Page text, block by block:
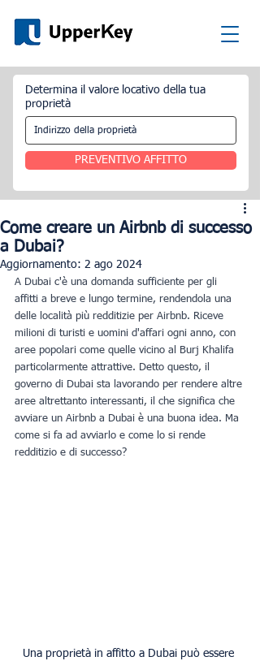
Determina il valore locativo della tua
proprietà
PREVENTIVO AFFITTO
Come creare un Airbnb di successo
a Dubai?
Aggiornamento: 2 ago 2024
A Dubai c'è una domanda sufficiente per gli
affitti a breve e lungo termine, rendendola una
delle località più redditizie per Airbnb. Riceve
milioni di turisti e uomini d'affari ogni anno, con
aree popolari come quelle vicino al Burj Khalifa
particolarmente attrattive. Detto questo, il
governo di Dubai sta lavorando per rendere altre
aree altrettanto interessanti, il che significa che
avviare un Airbnb a Dubai è una buona idea. Ma
come si fa ad avviarlo e come lo si rende
redditizio e di successo?
Una proprietà in affitto a Dubai può essere